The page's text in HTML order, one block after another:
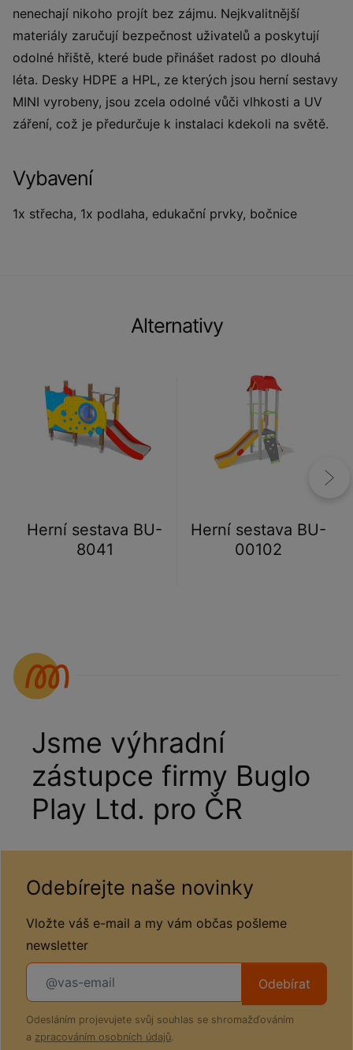
nenechají nikoho projít bez zájmu. Nejkvalitnější
materiály zaručují bezpečnost uživatelů a poskytují
odolné hřiště, které bude přinášet radost po dlouhá
léta. Desky HDPE a HPL, ze kterých jsou herní sestavy
MINI vyrobeny, jsou zcela odolné vůči vlhkosti a UV
záření, což je předurčuje k instalaci kdekoli na světě.
Vybavení
1x střecha, 1x podlaha, edukační prvky, bočnice
Alternativy
Herní sestava BU-
8041
Herní sestava BU-
00102
Jsme výhradní
zástupce firmy Buglo
Play Ltd. pro ČR
Odebírejte naše novinky
Vložte váš e-mail a my vám občas pošleme
newsletter
Odebírat
Odesláním projevujete svůj souhlas se shromažďováním
a zpracováním osobních údajů.